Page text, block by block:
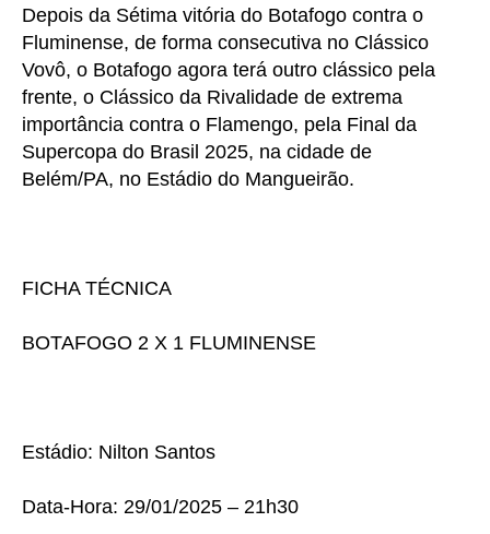
Depois da Sétima vitória do Botafogo contra o
Fluminense, de forma consecutiva no Clássico
Vovô, o Botafogo agora terá outro clássico pela
frente, o Clássico da Rivalidade de extrema
importância contra o Flamengo, pela Final da
Supercopa do Brasil 2025, na cidade de
Belém/PA, no Estádio do Mangueirão.
FICHA TÉCNICA
BOTAFOGO 2 X 1 FLUMINENSE
Estádio: Nilton Santos
Data-Hora: 29/01/2025 – 21h30